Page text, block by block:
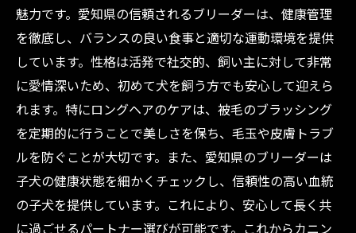
魅力です。愛知県の信頼されるブリーダーは、健康管理
を徹底し、バランスの良い食事と適切な運動環境を提供
しています。性格は活発で社交的、飼い主に対して非常
に愛情深いため、初めて犬を飼う方でも安心して迎えら
れます。特にロングヘアのケアは、被毛のブラッシング
を定期的に行うことで美しさを保ち、毛玉や皮膚トラブ
ルを防ぐことが大切です。また、愛知県のブリーダーは
子犬の健康状態を細かくチェックし、信頼性の高い血統
の子犬を提供しています。これにより、安心して長く共
に過ごせるパートナー選びが可能です。これからカニン